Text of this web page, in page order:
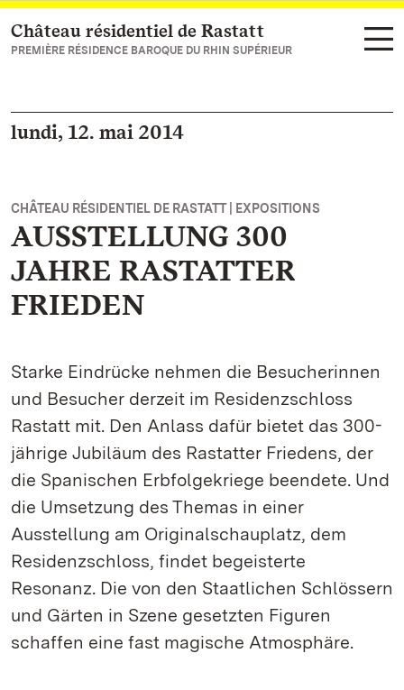
Vers la page d’accueil
Château résidentiel de Rastatt
PREMIÈRE RÉSIDENCE BAROQUE DU RHIN SUPÉRIEUR
lundi, 12. mai 2014
CHÂTEAU RÉSIDENTIEL DE RASTATT | EXPOSITIONS
AUSSTELLUNG 300
JAHRE RASTATTER
FRIEDEN
Starke Eindrücke nehmen die Besucherinnen
und Besucher derzeit im Residenzschloss
Rastatt mit. Den Anlass dafür bietet das 300-
jährige Jubiläum des Rastatter Friedens, der
die Spanischen Erbfolgekriege beendete. Und
die Umsetzung des Themas in einer
Ausstellung am Originalschauplatz, dem
Residenzschloss, findet begeisterte
Resonanz. Die von den Staatlichen Schlössern
und Gärten in Szene gesetzten Figuren
schaffen eine fast magische Atmosphäre.